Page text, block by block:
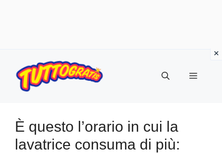
contenuto
Menu
È questo l’orario in cui la
lavatrice consuma di più: